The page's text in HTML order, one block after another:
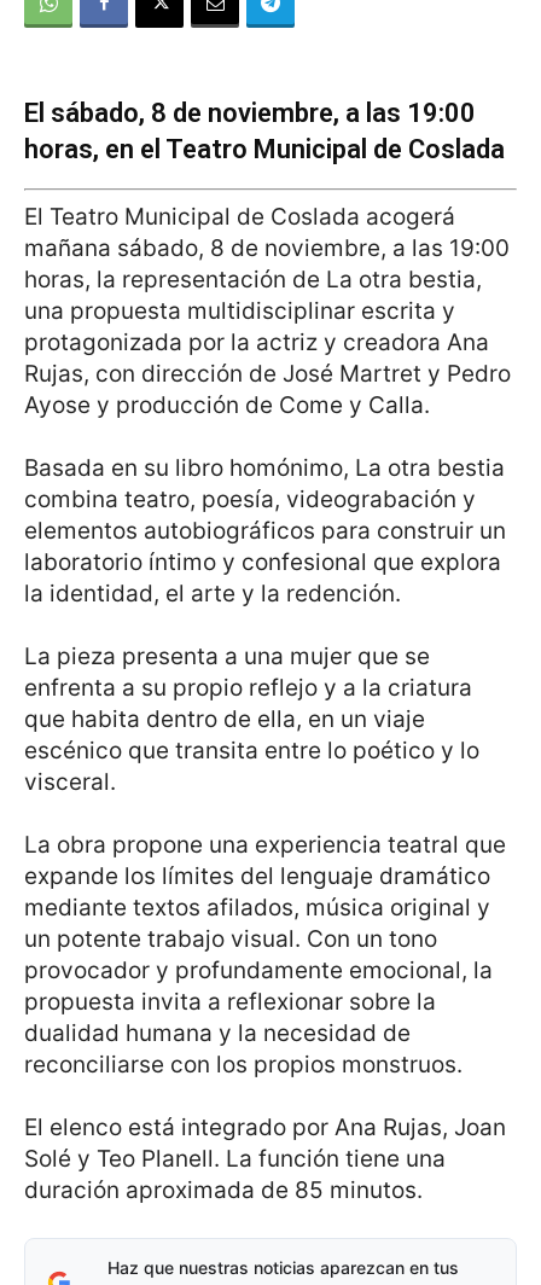
El sábado, 8 de noviembre, a las 19:00
horas, en el Teatro Municipal de Coslada
El Teatro Municipal de Coslada acogerá
mañana sábado, 8 de noviembre, a las 19:00
horas, la representación de La otra bestia,
una propuesta multidisciplinar escrita y
protagonizada por la actriz y creadora Ana
Rujas, con dirección de José Martret y Pedro
Ayose y producción de Come y Calla.
Basada en su libro homónimo, La otra bestia
combina teatro, poesía, videograbación y
elementos autobiográficos para construir un
laboratorio íntimo y confesional que explora
la identidad, el arte y la redención.
La pieza presenta a una mujer que se
enfrenta a su propio reflejo y a la criatura
que habita dentro de ella, en un viaje
escénico que transita entre lo poético y lo
visceral.
La obra propone una experiencia teatral que
expande los límites del lenguaje dramático
mediante textos afilados, música original y
un potente trabajo visual. Con un tono
provocador y profundamente emocional, la
propuesta invita a reflexionar sobre la
dualidad humana y la necesidad de
reconciliarse con los propios monstruos.
El elenco está integrado por Ana Rujas, Joan
Solé y Teo Planell. La función tiene una
duración aproximada de 85 minutos.
Haz que nuestras noticias aparezcan en tus